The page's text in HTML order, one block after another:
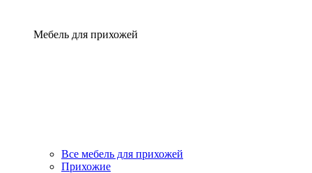
Мебель для прихожей
Все мебель для прихожей
Прихожие